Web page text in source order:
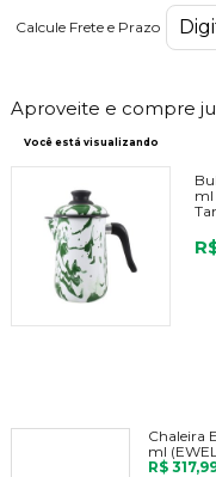
Calcule Frete e Prazo
Aproveite e compre
Você está visualizando
ml
Chaleira
ml
R$